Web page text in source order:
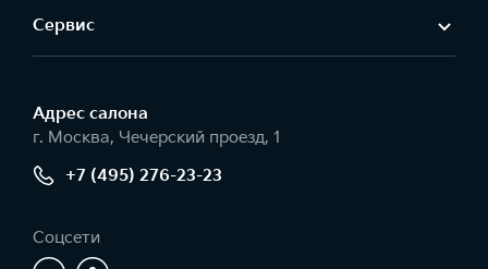
Сервис
Адрес салонa
г. Москва, Чечерский проезд, 1
+7 (495) 276-23-23
Соцсети